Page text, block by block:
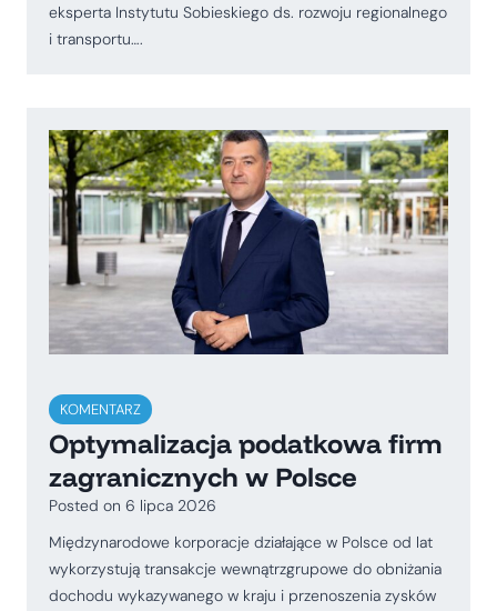
eksperta Instytutu Sobieskiego ds. rozwoju regionalnego
i transportu….
KOMENTARZ
Optymalizacja podatkowa firm
zagranicznych w Polsce
Posted on 6 lipca 2026
Międzynarodowe korporacje działające w Polsce od lat
wykorzystują transakcje wewnątrzgrupowe do obniżania
dochodu wykazywanego w kraju i przenoszenia zysków